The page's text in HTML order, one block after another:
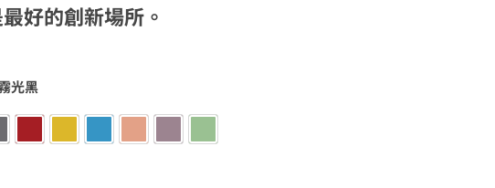
最好的創新場所。
光黑
金屬灰4.新年紅5.檸檬黃6.夏日藍7.杏粉8.香芋紫9.牛油果綠